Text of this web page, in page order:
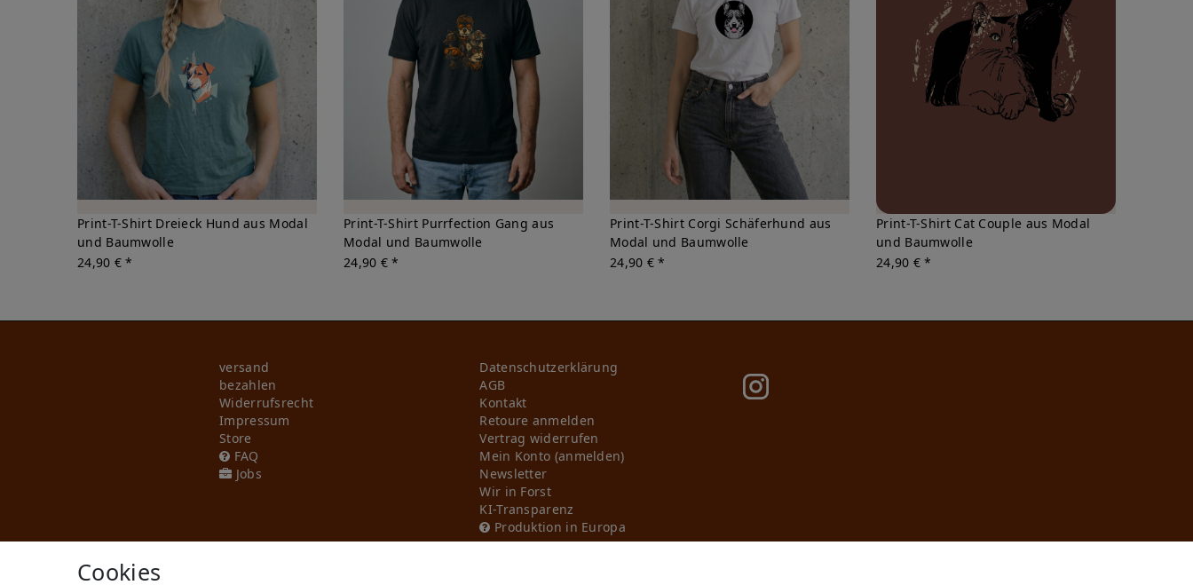
Print-T-Shirt Dreieck Hund aus Modal
und Baumwolle
24,90 € *
Print-T-Shirt Purrfection Gang aus
Modal und Baumwolle
24,90 € *
Print-T-Shirt Corgi Schäferhund aus
Modal und Baumwolle
24,90 € *
Print-T-Shirt Cat Couple aus Modal
und Baumwolle
24,90 € *
versand
bezahlen
Widerrufs­recht
Impressum
Store
FAQ
Jobs
Daten­schutz­erklärung
AGB
Kontakt
Retoure anmelden
Vertrag widerrufen
Mein Konto (anmelden)
Newsletter
Wir in Forst
KI-Transparenz
Produktion in Europa
Cookies